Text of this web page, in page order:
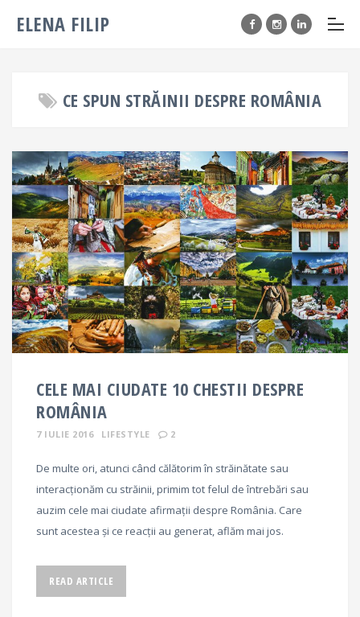
ELENA FILIP
CE SPUN STRĂINII DESPRE ROMÂNIA
CELE MAI CIUDATE 10 CHESTII DESPRE
ROMÂNIA
7 IULIE 2016 LIFESTYLE 2
De multe ori, atunci când călătorim în străinătate sau
interacționăm cu străinii, primim tot felul de întrebări sau
auzim cele mai ciudate afirmații despre România. Care
sunt acestea și ce reacții au generat, aflăm mai jos.
READ ARTICLE